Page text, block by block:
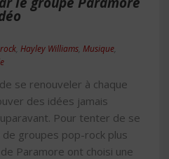
Hayley Williams Musique
se renouveler à chaque
des idées jamais
Pour tenter de se
groupes pop-rock plus
Paramore ont choisi une